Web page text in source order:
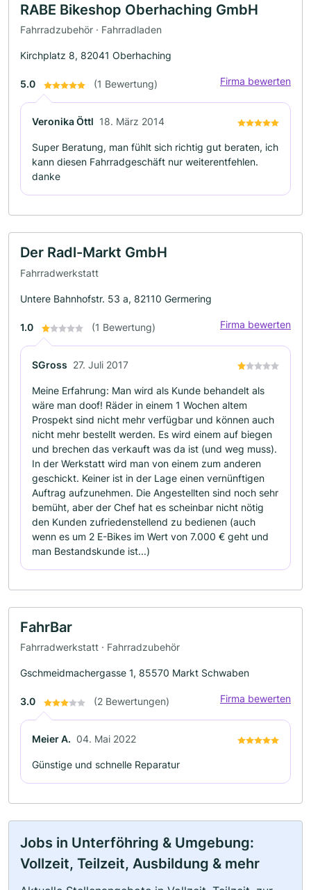
RABE Bikeshop Oberhaching GmbH
Fahrradzubehör · Fahrradladen
Kirchplatz 8, 82041 Oberhaching
5.0 (1 Bewertung) Firma bewerten
Veronika Öttl 18. März 2014
Super Beratung, man fühlt sich richtig gut beraten, ich
kann diesen Fahrradgeschäft nur weiterentfehlen.
danke
Der Radl-Markt GmbH
Fahrradwerkstatt
Untere Bahnhofstr. 53 a, 82110 Germering
1.0 (1 Bewertung) Firma bewerten
SGross 27. Juli 2017
Meine Erfahrung: Man wird als Kunde behandelt als
wäre man doof! Räder in einem 1 Wochen altem
Prospekt sind nicht mehr verfügbar und können auch
nicht mehr bestellt werden. Es wird einem auf biegen
und brechen das verkauft was da ist (und weg muss).
In der Werkstatt wird man von einem zum anderen
geschickt. Keiner ist in der Lage einen vernünftigen
Auftrag aufzunehmen. Die Angestellten sind noch sehr
bemüht, aber der Chef hat es scheinbar nicht nötig
den Kunden zufriedenstellend zu bedienen (auch
wenn es um 2 E-Bikes im Wert von 7.000 € geht und
man Bestandskunde ist...)
FahrBar
Fahrradwerkstatt · Fahrradzubehör
Gschmeidmachergasse 1, 85570 Markt Schwaben
3.0 (2 Bewertungen) Firma bewerten
Meier A. 04. Mai 2022
Günstige und schnelle Reparatur
Jobs in Unterföhring & Umgebung:
Vollzeit, Teilzeit, Ausbildung & mehr